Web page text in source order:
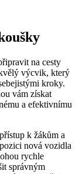
na cesty
výcvik, který
kroky.
vám ⁣získat
a efektivnímu
⁣k ‌žákům a‍
nová vozidla
rychle​
⁢správným